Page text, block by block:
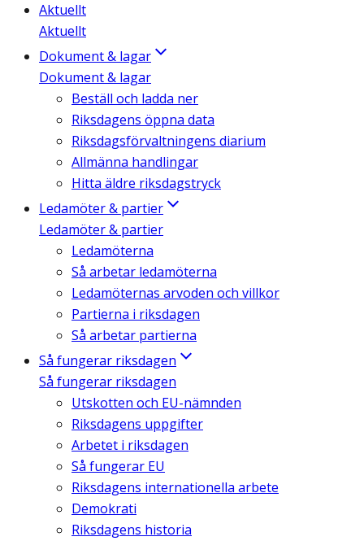
Aktuellt
Aktuellt
Dokument & lagar
Dokument & lagar
Beställ och ladda ner
Riksdagens öppna data
Riksdagsförvaltningens diarium
Allmänna handlingar
Hitta äldre riksdagstryck
Ledamöter & partier
Ledamöter & partier
Ledamöterna
Så arbetar ledamöterna
Ledamöternas arvoden och villkor
Partierna i riksdagen
Så arbetar partierna
Så fungerar riksdagen
Så fungerar riksdagen
Utskotten och EU-nämnden
Riksdagens uppgifter
Arbetet i riksdagen
Så fungerar EU
Riksdagens internationella arbete
Demokrati
Riksdagens historia